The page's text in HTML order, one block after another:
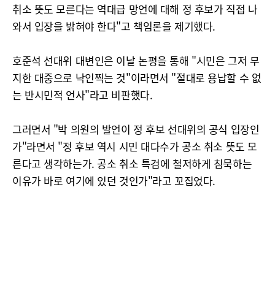
취소 뜻도 모른다는 역대급 망언에 대해 정 후보가 직접 나
와서 입장을 밝혀야 한다"고 책임론을 제기했다.
호준석 선대위 대변인은 이날 논평을 통해 "시민은 그저 무
지한 대중으로 낙인찍는 것"이라면서 "절대로 용납할 수 없
는 반시민적 언사"라고 비판했다.
그러면서 "박 의원의 발언이 정 후보 선대위의 공식 입장인
가"라면서 "정 후보 역시 시민 대다수가 공소 취소 뜻도 모
른다고 생각하는가. 공소 취소 특검에 철저하게 침묵하는
이유가 바로 여기에 있던 것인가"라고 꼬집었다.